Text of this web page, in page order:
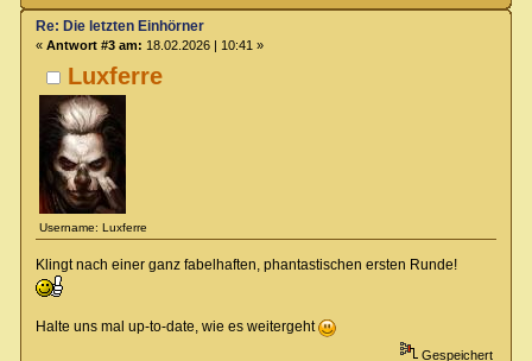
Luxferre
Username: Luxferre
Re: Die letzten Einhörner
« Antwort #3 am: 18.02.2026 | 10:41 »
Klingt nach einer ganz fabelhaften, phantastischen ersten Runde!
Halte uns mal up-to-date, wie es weitergeht
Gespeichert